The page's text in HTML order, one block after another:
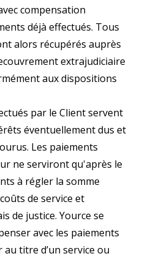
compensation
déjà effectués. Tous
alors récupérés auprès
extrajudiciaire
aux dispositions
par le Client servent
éventuellement dus et
Les paiements
ne serviront qu'après le
à régler la somme
de service et
de justice. Yource se
avec les paiements
titre d’un service ou